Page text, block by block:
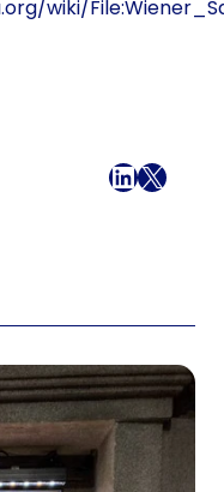
wiki/
LinkedIn
X 电子邮件